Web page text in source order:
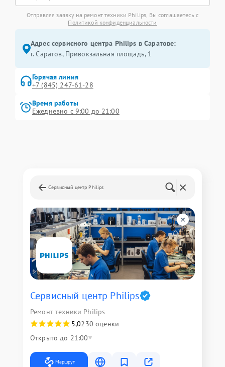
Отправляя заявку на ремонт техники Philips, Вы соглашаетесь с
Политикой конфиденциальности
Адрес сервисного центра Philips в Саратове:
г. Саратов, Привокзальная площадь, 1
Горячая линия
+7 (845) 247-61-28
Время работы
Ежедневно с 9:00 до 21:00
Сервисный центр Philips
Сервисный центр Philips
Ремонт техники Philips
5,0230 оценки
Открыто до 21:00
Маршрут